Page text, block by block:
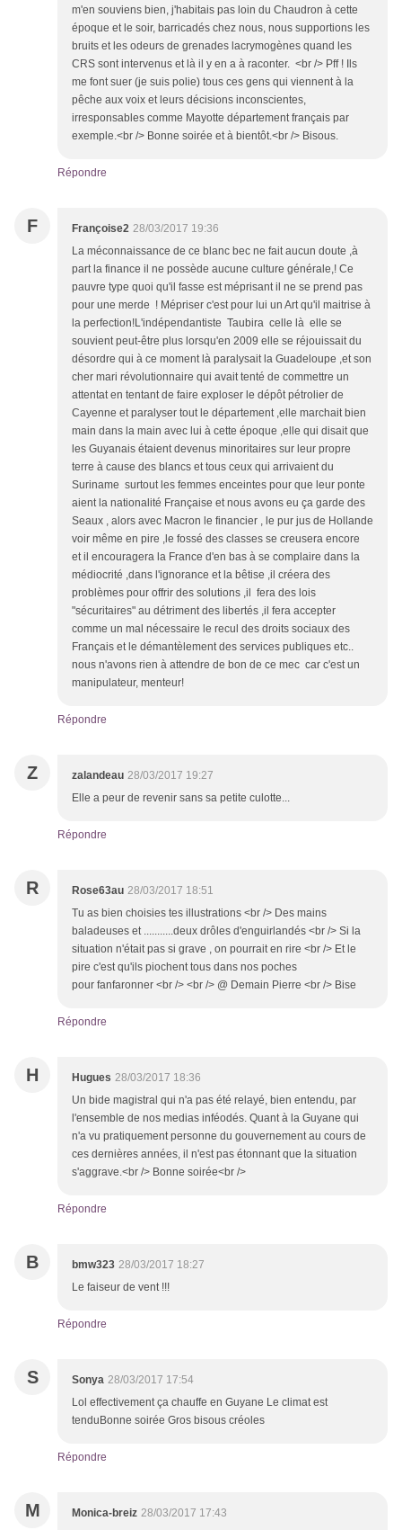
m'en souviens bien, j'habitais pas loin du Chaudron à cette
époque et le soir, barricadés chez nous, nous supportions les
bruits et les odeurs de grenades lacrymogènes quand les
CRS sont intervenus et là il y en a à raconter. <br /> Pff ! Ils
me font suer (je suis polie) tous ces gens qui viennent à la
pêche aux voix et leurs décisions inconscientes,
irresponsables comme Mayotte département français par
exemple.<br /> Bonne soirée et à bientôt.<br /> Bisous.
Répondre
F Françoise2 28/03/2017 19:36
La méconnaissance de ce blanc bec ne fait aucun doute ,à
part la finance il ne possède aucune culture générale,! Ce
pauvre type quoi qu'il fasse est méprisant il ne se prend pas
pour une merde ! Mépriser c'est pour lui un Art qu'il maitrise à
la perfection!L'indépendantiste Taubira celle là elle se
souvient peut-être plus lorsqu'en 2009 elle se réjouissait du
désordre qui à ce moment là paralysait la Guadeloupe ,et son
cher mari révolutionnaire qui avait tenté de commettre un
attentat en tentant de faire exploser le dépôt pétrolier de
Cayenne et paralyser tout le département ,elle marchait bien
main dans la main avec lui à cette époque ,elle qui disait que
les Guyanais étaient devenus minoritaires sur leur propre
terre à cause des blancs et tous ceux qui arrivaient du
Suriname surtout les femmes enceintes pour que leur ponte
aient la nationalité Française et nous avons eu ça garde des
Seaux , alors avec Macron le financier , le pur jus de Hollande
voir même en pire ,le fossé des classes se creusera encore
et il encouragera la France d'en bas à se complaire dans la
médiocrité ,dans l'ignorance et la bêtise ,il créera des
problèmes pour offrir des solutions ,il fera des lois
"sécuritaires" au détriment des libertés ,il fera accepter
comme un mal nécessaire le recul des droits sociaux des
Français et le démantèlement des services publiques etc..
nous n'avons rien à attendre de bon de ce mec car c'est un
manipulateur, menteur!
Répondre
Z zalandeau 28/03/2017 19:27
Elle a peur de revenir sans sa petite culotte...
Répondre
R Rose63au 28/03/2017 18:51
Tu as bien choisies tes illustrations <br /> Des mains
baladeuses et ...........deux drôles d'enguirlandés <br /> Si la
situation n'était pas si grave , on pourrait en rire <br /> Et le
pire c'est qu'ils piochent tous dans nos poches
pour fanfaronner <br /> <br /> @ Demain Pierre <br /> Bise
Répondre
H Hugues 28/03/2017 18:36
Un bide magistral qui n'a pas été relayé, bien entendu, par
l'ensemble de nos medias inféodés. Quant à la Guyane qui
n'a vu pratiquement personne du gouvernement au cours de
ces dernières années, il n'est pas étonnant que la situation
s'aggrave.<br /> Bonne soirée<br />
Répondre
B bmw323 28/03/2017 18:27
Le faiseur de vent !!!
Répondre
S Sonya 28/03/2017 17:54
Lol effectivement ça chauffe en Guyane Le climat est
tenduBonne soirée Gros bisous créoles
Répondre
M Monica-breiz 28/03/2017 17:43